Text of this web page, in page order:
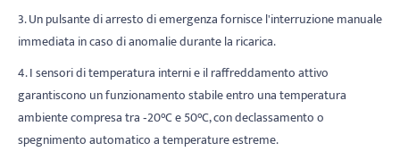
3. Un pulsante di arresto di emergenza fornisce l'interruzione manuale
immediata in caso di anomalie durante la ricarica.
4. I sensori di temperatura interni e il raffreddamento attivo
garantiscono un funzionamento stabile entro una temperatura
ambiente compresa tra ‑20°C e 50°C, con declassamento o
spegnimento automatico a temperature estreme.